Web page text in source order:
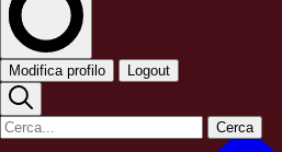
Modifica profilo Logout
Cerca